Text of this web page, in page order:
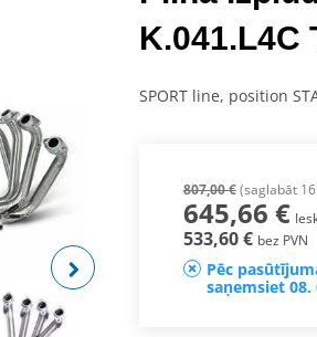
K.041.L4C
SPORT line, position
807,00 €(saglabāt
645,66 €
533,60 € bez PVN
Pēc
saņemsiet 08.